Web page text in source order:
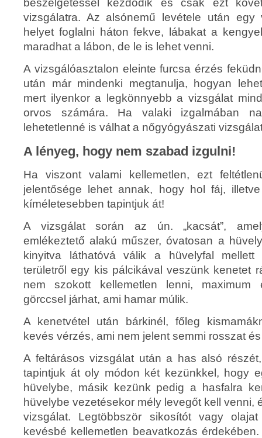
beszélgetéssel kezdődik és csak ezt
vizsgálatra. Az alsónemű levétele után egy
helyet foglalni háton fekve, lábakat a
maradhat a lábon, de le is lehet venni.
A vizsgálóasztalon eleinte furcsa érzés
után már mindenki megtanulja, hogyan
mert ilyenkor a legkönnyebb a vizsgálat
orvos számára. Ha valaki izgalmában
lehetetlenné is válhat a nőgyógyászati
A lényeg, hogy nem szabad izgulni!
Ha viszont valami kellemetlen, ezt
jelentősége lehet annak, hogy hol fáj,
kíméletesebben tapintjuk át!
A vizsgálat során az ún. „kacsát”,
emlékeztető alakú műszer, óvatosan a
kinyitva láthatóvá válik a hüvelyfal
területről egy kis pálcikával veszünk kenetet
nem szokott kellemetlen lenni, maximum
görccsel járhat, ami hamar múlik.
A kenetvétel után bárkinél, főleg
kevés vérzés, ami nem jelent semmi rosszat
A feltárásos vizsgálat után a has alsó
tapintjuk át oly módon két kezünkkel, hogy
hüvelybe, másik kezünk pedig a hasfalra
hüvelybe vezetésekor mély levegőt kell venni,
vizsgálat. Legtöbbször sikosítót vagy
kevésbé kellemetlen beavatkozás